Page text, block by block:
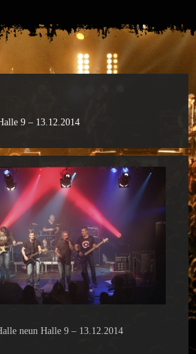
9 – 13.12.2014
neun Halle 9 – 13.12.2014